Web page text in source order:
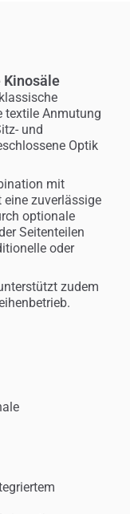
textile Anmutung
und
Optik
mit
zuverlässige
optionale
Seitenteilen
oder
zudem